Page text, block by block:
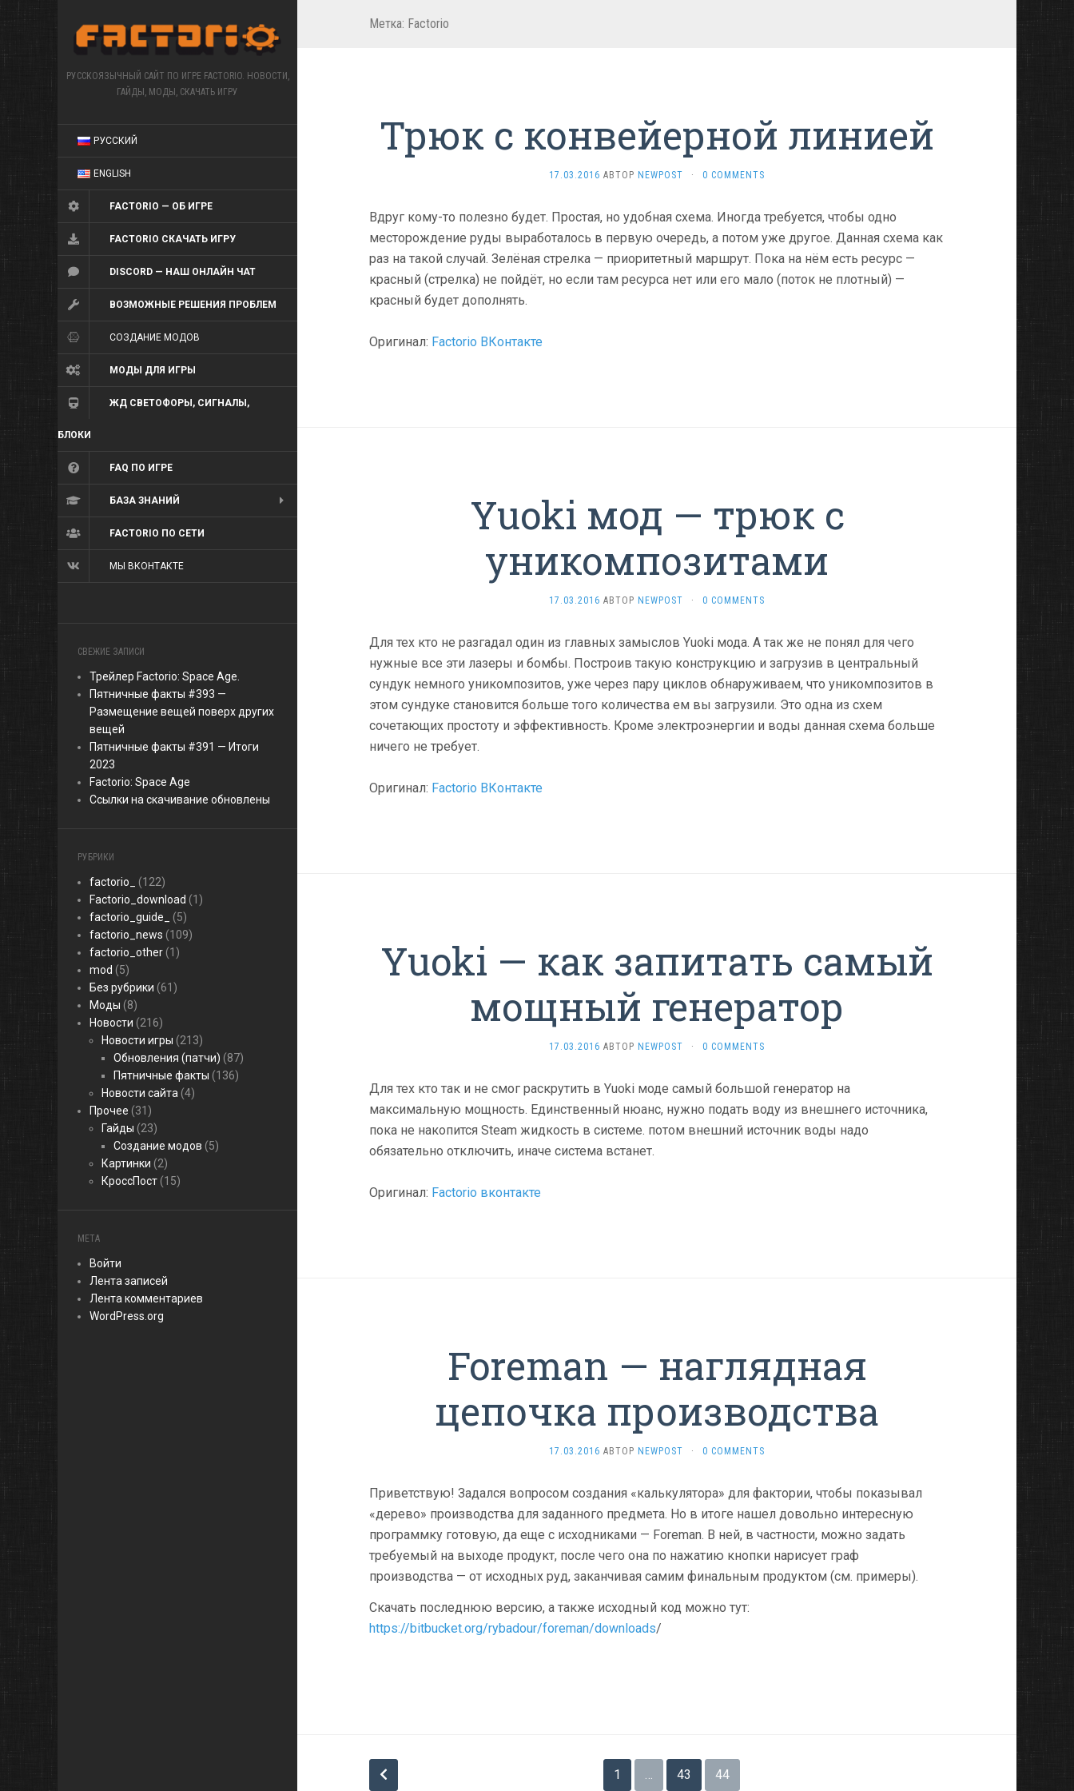
РУССКОЯЗЫЧНЫЙ САЙТ ПО ИГРЕ FACTORIO. НОВОСТИ,
ГАЙДЫ, МОДЫ, СКАЧАТЬ ИГРУ
РУССКИЙ
ENGLISH
FACTORIO — ОБ ИГРЕ
FACTORIO СКАЧАТЬ ИГРУ
DISCORD — НАШ ОНЛАЙН ЧАТ
ВОЗМОЖНЫЕ РЕШЕНИЯ ПРОБЛЕМ
СОЗДАНИЕ МОДОВ
МОДЫ ДЛЯ ИГРЫ
ЖД СВЕТОФОРЫ, СИГНАЛЫ,
БЛОКИ
FAQ ПО ИГРЕ
БАЗА ЗНАНИЙ
FACTORIO ПО СЕТИ
МЫ ВКОНТАКТЕ
СВЕЖИЕ ЗАПИСИ
Трейлер Factorio: Space Age.
Пятничные факты #393 —
Размещение вещей поверх других
вещей
Пятничные факты #391 — Итоги
2023
Factorio: Space Age
Ссылки на скачивание обновлены
РУБРИКИ
factorio_
(122)
Factorio_download (1)
factorio_guide_
(5)
factorio_news (109)
factorio_other (1)
mod (5)
Без рубрики (61)
Моды (8)
Новости (216)
Новости игры (213)
Обновления (патчи) (87)
Пятничные факты (136)
Новости сайта (4)
Прочее (31)
Гайды (23)
Создание модов (5)
Картинки (2)
КроссПост (15)
МЕТА
Войти
Лента записей
Лента комментариев
WordPress.org
Метка: Factorio
Трюк с конвейерной линией
17.03.2016 АВТОР NEWPOST · 0 COMMENTS
Вдруг кому-то полезно будет. Простая, но удобная схема. Иногда требуется, чтобы одно
месторождение руды выработалось в первую очередь, а потом уже другое. Данная схема как
раз на такой случай. Зелёная стрелка — приоритетный маршрут. Пока на нём есть ресурс —
красный (стрелка) не пойдёт, но если там ресурса нет или его мало (поток не плотный) —
красный будет дополнять.
Оригинал: Factorio ВКонтакте
Yuoki мод — трюк с
уникомпозитами
17.03.2016 АВТОР NEWPOST · 0 COMMENTS
Для тех кто не разгадал один из главных замыслов Yuoki мода. А так же не понял для чего
нужные все эти лазеры и бомбы. Построив такую конструкцию и загрузив в центральный
сундук немного уникомпозитов, уже через пару циклов обнаруживаем, что уникомпозитов в
этом сундуке становится больше того количества ем вы загрузили. Это одна из схем
сочетающих простоту и эффективность. Кроме электроэнергии и воды данная схема больше
ничего не требует.
Оригинал: Factorio ВКонтакте
Yuoki — как запитать самый
мощный генератор
17.03.2016 АВТОР NEWPOST · 0 COMMENTS
Для тех кто так и не смог раскрутить в Yuoki моде самый большой генератор на
максимальную мощность. Единственный нюанс, нужно подать воду из внешнего источника,
пока не накопится Steam жидкость в системе. потом внешний источник воды надо
обязательно отключить, иначе система встанет.
Оригинал: Factorio вконтакте
Foreman — наглядная
цепочка производства
17.03.2016 АВТОР NEWPOST · 0 COMMENTS
Приветствую! Задался вопросом создания «калькулятора» для фактории, чтобы показывал
«дерево» производства для заданного предмета. Но в итоге нашел довольно интересную
программку готовую, да еще с исходниками — Foreman. В ней, в частности, можно задать
требуемый на выходе продукт, после чего она по нажатию кнопки нарисует граф
производства — от исходных руд, заканчивая самим финальным продуктом (см. примеры).
Скачать последнюю версию, а также исходный код можно тут:
https://bitbucket.org/rybadour/foreman/downloads/
Пагинация
1 … 43 44